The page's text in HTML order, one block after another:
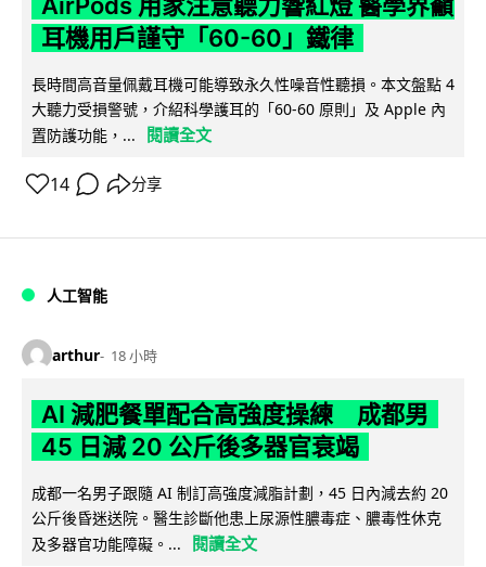
AirPods 用家注意聽力響紅燈 醫學界籲
耳機用戶謹守「60-60」鐵律
長時間高音量佩戴耳機可能導致永久性噪音性聽損。本文盤點 4
大聽力受損警號，介紹科學護耳的「60-60 原則」及 Apple 內
置防護功能，...
閱讀全文
14 分享
人工智能
arthur 18 小時
AI 減肥餐單配合高強度操練 成都男
45 日減 20 公斤後多器官衰竭
成都一名男子跟隨 AI 制訂高強度減脂計劃，45 日內減去約 20
公斤後昏迷送院。醫生診斷他患上尿源性膿毒症、膿毒性休克
及多器官功能障礙。...
閱讀全文